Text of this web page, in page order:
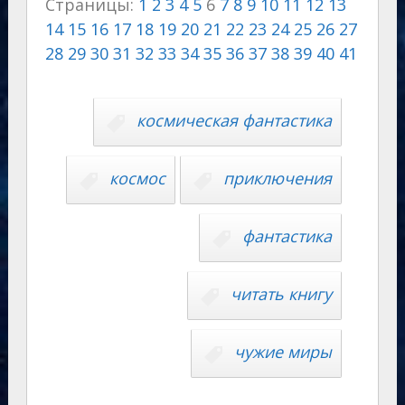
gr
a
m
o
kl
as
ni
ki
s
A
p
p
e
g
er
o
u
r
n
al
p
y
n
Страницы: 1 2 3 4 5 6 7 8 9 10 11 12 13
14 15 16 17 18 19 20 21 22 23 24 25 26 27
28 29 30 31 32 33 34 35 36 37 38 39 40 41
космическая фантастика
космос приключения
фантастика
читать книгу
чужие миры